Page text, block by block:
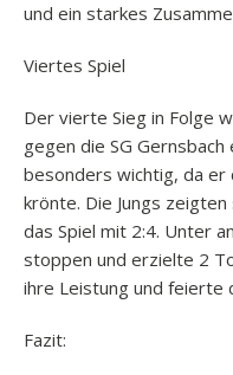
und ein starkes
Viertes Spiel
Der vierte Sieg in Folge
gegen die SG
besonders wichtig, da er
krönte. Die Jungs
das Spiel mit 2:4. Unter
stoppen und erzielte 2
ihre Leistung und feierte
Fazit: